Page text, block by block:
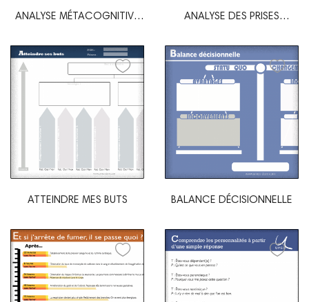
ANALYSE MÉTACOGNITIVE
ANALYSE DES PRISES
ATTEINDRE MES BUTS BALANCE DÉCISIONNELLE